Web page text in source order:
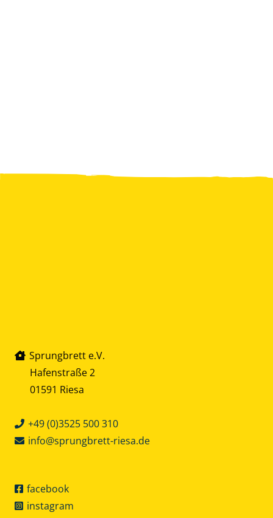
Sprungbrett e.V.
Hafenstraße 2
01591 Riesa
+49 (0)3525 500 310
info@sprungbrett-riesa.de
facebook
instagram